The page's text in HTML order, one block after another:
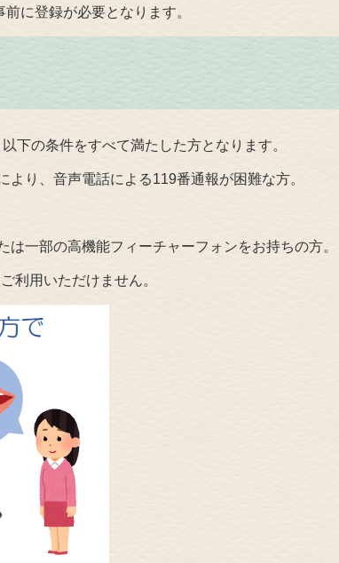
に登録が必要となります。
下の条件をすべて満たした方となります。
り、音声電話による119番通報が困難な方。
一部の高機能フィーチャーフォンをお持ちの方。
用いただけません。